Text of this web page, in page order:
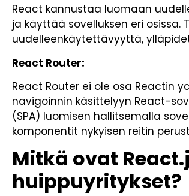
React kannustaa luomaan
ja käyttää sovelluksen eri
uudelleenkäytettävyyttä,
React Router:
React Router ei ole osa Reactin
navigoinnin käsittelyyn React-
(SPA) luomisen hallitsemalla
komponentit nykyisen reitin
Mitkä ovat
huippuyritykset?